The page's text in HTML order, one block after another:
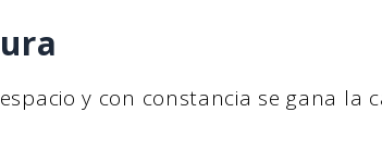
y con constancia se gana la